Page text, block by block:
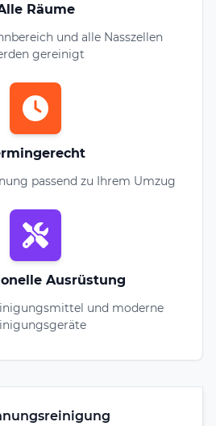
Räume
und alle Nasszellen
gereinigt
passend zu Ihrem Umzug
Ausrüstung
und moderne